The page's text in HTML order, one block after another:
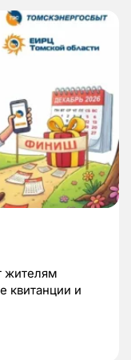
жителям
квитанции и